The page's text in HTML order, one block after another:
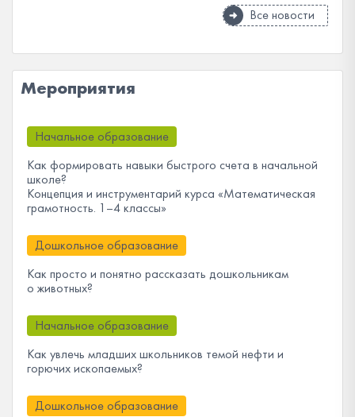
Все новости
Мероприятия
Начальное образование
Как формировать навыки быстрого счета в начальной
школе?
Концепция и инструментарий курса «Математическая
грамотность. 1–4 классы»
Дошкольное образование
Как просто и понятно рассказать дошкольникам
о животных?
Начальное образование
Как увлечь младших школьников темой нефти и
горючих ископаемых?
Дошкольное образование